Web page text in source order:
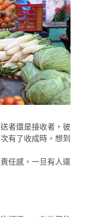
者還是接收者，彼
有了收成時，想到
任感，一旦有人違